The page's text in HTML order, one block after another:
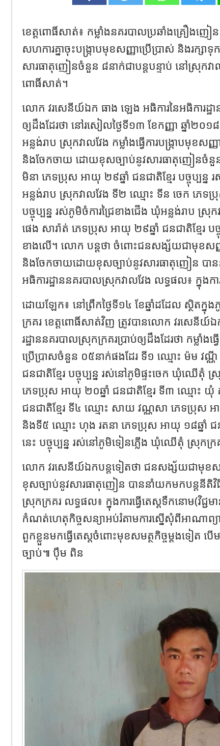
ខេត្តពោធិ៍សាត់៖ កម្លាំងនគរបាលប្រឆាំងគ្រឿងញៀន
សហការគ្នាចុះបង្រ្កាបមុខសញ្ញាប្រើប្រាស់ និងរក្
សារធាតុញៀនចំនួន ៨នាក់ជាបន្តបន្ទាប់ នៅស្រុកវា
ពោធិ៍សាត់។
លោក វរសេនីយ៍ឯក ធាង ឡេង អធិការនៃអធិការដ្ឋ
ឲ្យដឹងដែរថា នៅរសៀលថ្ងៃទី១៣ ខែកញ្ញា ឆ្នាំ២០១
អន្លង់រាប ស្រុកវាលវែង កម្លាំងធ្វើការបង្រ្កាបមុខសញ្
និងចែកចាយ ដោយខុសច្បាប់នូវសារធាតុញៀនចំ
មិនា ភេទប្រុស អាយុ ២៩ឆ្នាំ ជនជាតិខ្មែរ បច្ចុប្បន្ន
អន្លង់រាប ស្រុកវាលវែង ទី២ ឈ្មោះ ទីន ចេក ភេទប្
បច្ចុប្បន្ន រស់ភូមិចំការជ្រៃខាងជើង ឃុំអន្លង់រាប ស្
ផេង សារ៉ាត់ ភេទប្រុស អាយុ ២៩ឆ្នាំ ជនជាតិខ្មែរ
ខាងលើ។ លោក បន្តថា ចំពោះជនសង្ស័យជាមុខសញ្ញ
និងចែកចាយដោយខុសច្បាប់នូវសារធាតុញៀន បា
អធិការដ្ឋាននគរបាលស្រុកវាលវែង លទ្ធផល៖ ក្នុងកា
ដោយឡែក៖ នៅព្រឹកថ្ងៃទី១៤ ខែឆ្នាំដដែល ស្ថិតក្
ក្រគរ ខេត្តពោធិ៍សាត់វិញ ត្រូវបានលោក វរសេនីយ៍ឯ
រដ្ឋាននគរបាលស្រុកក្រគរប្រាប់ឲ្យដឹងដែរថា កម្លាំងធ្វ
ប្រើប្រាសចំនួន ០៥នាក់ផងដែរ ទី១ ឈ្មោះ ម៉ម វណ្
ជនជាតិខ្មែរ បច្ចុប្បន្ន រស់នៅភូមិផ្ទះចេក ឃុំឈើតុំ
ភេទប្រុស អាយុ ២០ឆ្នាំ ជនជាតិខ្មែរ ទី៣ ឈ្មោះ យុំ
ជនជាតិខ្មែរ ទី៤ ឈ្មោះ សាយ វណ្ណសា ភេទប្រុស អា
និងទី៥ ឈ្មោះ ហុង រតនា ភេទប្រុស អាយុ ១៨ឆ្នាំ ជន
នេះ បច្ចុប្បន្ន រស់នៅភូមិទៀនភ្លើង ឃុំឈើតុំ ស្រុកក្រ
លោក វរសេនីយ៍ឯកបន្តទៀតថា ជនសង្ស័យជាមុខសញ្
ខុសច្បាប់នូវសារធាតុញៀន បាននាំយកមកបន្តនីតិវិ
ស្រុកក្រគរ លទ្ធផល៖ ក្នុងការធ្វើតេស្តទឹកនោម(វិជ្ជ
កំណត់ហេតុកិច្ចសន្យាអប់រំតាមការស្នើសុំពីអាណាព្យ
ពួកខ្លួនមកធ្វើតេស្តចំពោះមុខសមត្ថកិច្ចម្តងទៀត
ច្បាប់៕ ប៉ឹម ពិន